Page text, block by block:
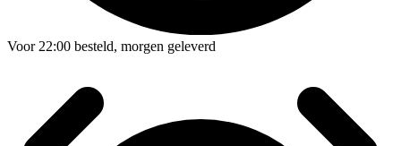
Voor22:00 besteld, morgen geleverd